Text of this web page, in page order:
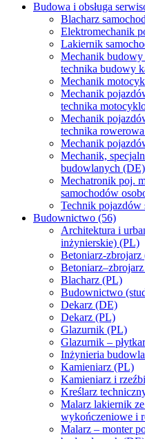
Budowa i obsługa
Blacharz
Elektromechanik
Lakiernik
Mechanik budowy
technika budowy
Mechanik
Mechanik
technika
Mechanik
technika
Mechanik
Mechanik,
budowlanych (DE)
Mechatronik poj.
samochodów
Technik
Budownictwo (56)
Architektura i
inżynierskie) (PL)
Betoniarz-zbrojarz
Blacharz (PL)
Budownictwo
Dekarz (DE)
Dekarz (PL)
Glazurnik (PL)
Glazurnik –
Inżynieria
Kamieniarz (PL)
Kamieniarz i
Kreślarz
Malarz lakiernik
wykończeniowe i
Malarz – monter